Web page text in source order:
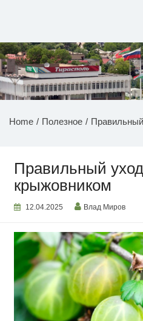
НОВОСТИ
Home Полезное
Правильный
крыжовником
12.04.2025 Влад Миров